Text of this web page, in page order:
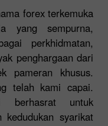
forex terkemuka
yang sempurna,
perkhidmatan,
penghargaan dari
pameran khusus.
telah kami capai.
berhasrat untuk
kedudukan syarikat